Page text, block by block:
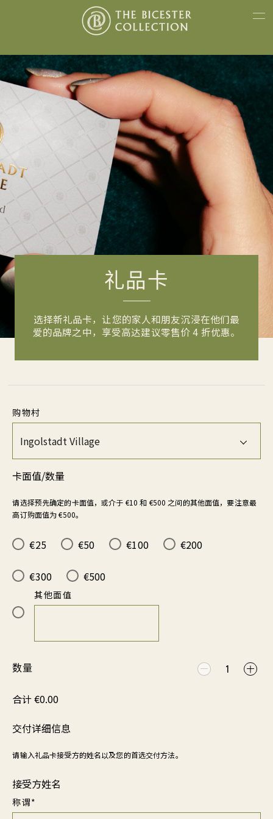
礼品卡
选择新礼品卡，让您的家人和朋友沉浸在他们最
爱的品牌之中，享受高达建议零售价 4 折优惠。
购物村
卡面值/数量
请选择预先确定的卡面值，或介于 €10 和 €500 之间的其他面值，要注意最
高订购面值为 €500。
€25 €50 €100 €200
€300 €500
其他面值
数量 1
合计 €0.00
交付详细信息
请输入礼品卡接受方的姓名以及您的首选交付方法。
接受方姓名
称谓*